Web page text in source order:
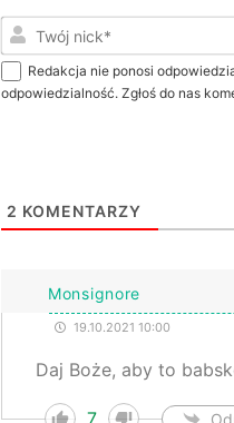
Redakcja nie ponosi
odpowiedzialność. Zgłoś do nas
2 KOMENTARZY
Monsignore
19.10.2021 10:00
Daj Boże, aby to